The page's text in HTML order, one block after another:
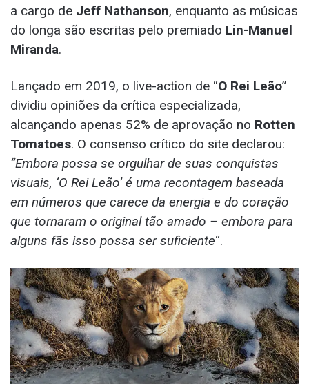
a cargo de Jeff Nathanson, enquanto as músicas
do longa são escritas pelo premiado Lin-Manuel
Miranda.
Lançado em 2019, o live-action de “O Rei Leão”
dividiu opiniões da crítica especializada,
alcançando apenas 52% de aprovação no Rotten
Tomatoes. O consenso crítico do site declarou:
“Embora possa se orgulhar de suas conquistas
visuais, ‘O Rei Leão’ é uma recontagem baseada
em números que carece da energia e do coração
que tornaram o original tão amado – embora para
alguns fãs isso possa ser suficiente“.